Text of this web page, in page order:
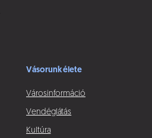
Vásorunk élete
Városinformáció
Vendéglátás
Kultúra